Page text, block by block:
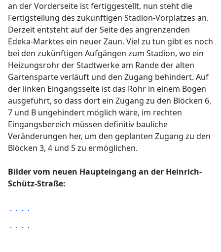
an der Vorderseite ist fertiggestellt, nun steht die
Fertigstellung des zukünftigen Stadion-Vorplatzes an.
Derzeit entsteht auf der Seite des angrenzenden
Edeka-Marktes ein neuer Zaun. Viel zu tun gibt es noch
bei den zukünftigen Aufgängen zum Stadion, wo ein
Heizungsrohr der Stadtwerke am Rande der alten
Gartensparte verläuft und den Zugang behindert. Auf
der linken Eingangsseite ist das Rohr in einem Bogen
ausgeführt, so dass dort ein Zugang zu den Blöcken 6,
7 und B ungehindert möglich wäre, im rechten
Eingangsbereich müssen definitiv bauliche
Veränderungen her, um den geplanten Zugang zu den
Blöcken 3, 4 und 5 zu ermöglichen.
Bilder vom neuen Haupteingang an der Heinrich-
Schütz-Straße: